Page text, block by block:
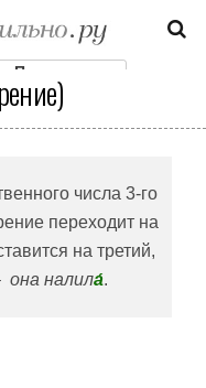
Полная
числа 3-го
переходит на
на третий,
она налила́.